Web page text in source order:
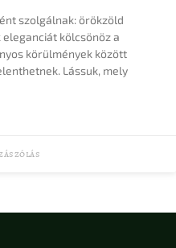
szolgálnak: örökzöld
kölcsönöz a
körülmények között
Lássuk, mely